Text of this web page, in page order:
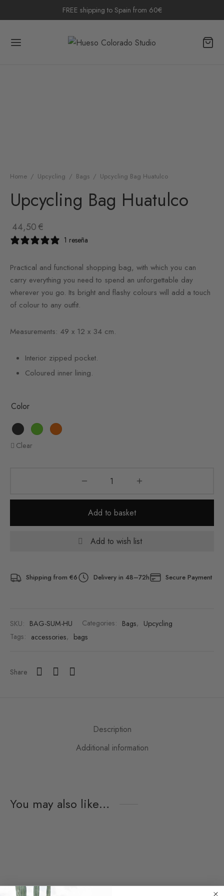
FREE shipping to Spain from 60€
Home / Upcycling / Bags / Upcycling Bag Huatulco
Upcycling Bag Huatulco
44,50€
1 reseña
Practical and functional shopping bag, with which you can
carry everything you need to spend an unforgettable day
wherever you go. Its bright and flashy colours will add a touch
of colour to any outfit.
Measurements: 49 x 12 x 34 cm.
Interior zipped pocket.
Coloured inner lining.
Color
Clear
Add to basket
Add to wish list
Shipping from €6 Delivery in 48–72h Secure Payment
SKU: BAG-SUM-HU Categories: Bags, Upcycling
Tags: accessories, bags
Share
Description
Additional information
You may also like…
Funny Bag Huatulco
Upcycling Wallet Huatulco